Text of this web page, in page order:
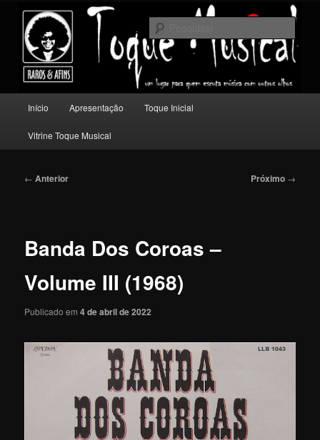
conteúdo
principalToque Musical
Um lugar para quem escuta música com outros olhos.
principal
Início Apresentação Toque Inicial
Vitrine Toque Musical
Navegação
← Anterior Próximo →
Banda Dos Coroas –
Volume III (1968)
Publicado em4 de abril de 2022